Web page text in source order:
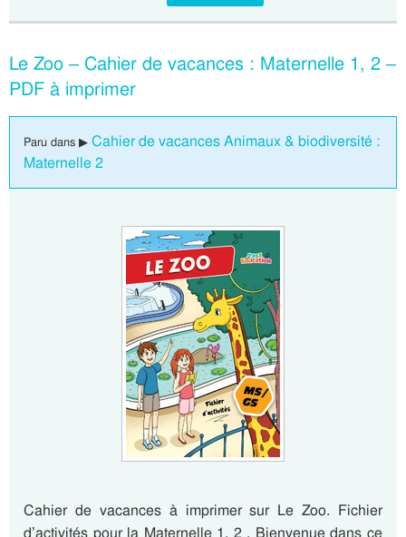
Le Zoo – Cahier de vacances : Maternelle 1, 2 –
PDF à imprimer
Paru dans ▶ Cahier de vacances Animaux & biodiversité :
Maternelle 2
Cahier de vacances à imprimer sur Le Zoo. Fichier
d’activités pour la Maternelle 1, 2 . Bienvenue dans ce